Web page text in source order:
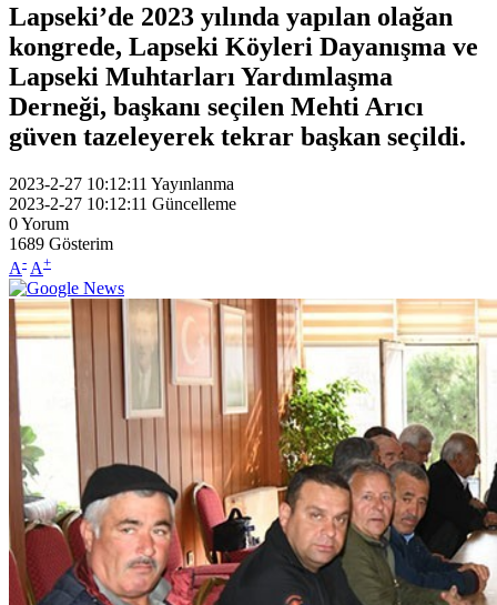
Lapseki’de 2023 yılında yapılan olağan
kongrede, Lapseki Köyleri Dayanışma ve
Lapseki Muhtarları Yardımlaşma
Derneği, başkanı seçilen Mehti Arıcı
güven tazeleyerek tekrar başkan seçildi.
2023-2-27 10:12:11 Yayınlanma
2023-2-27 10:12:11 Güncelleme
0Yorum
1689 Gösterim
A- A+